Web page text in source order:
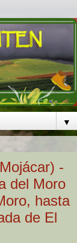
▼
-
del Moro
hasta
de El